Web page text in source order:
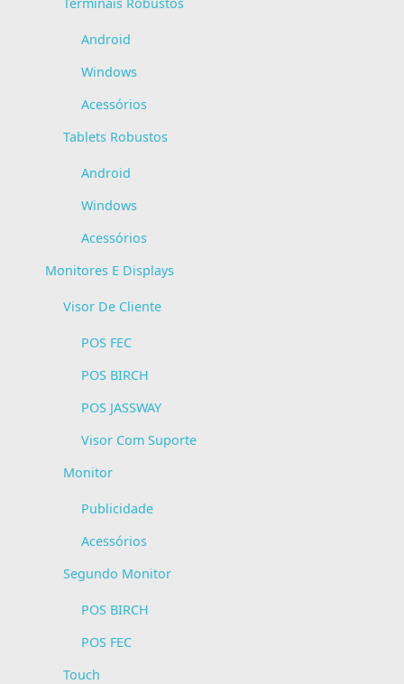
Android
Windows
Acessórios
Tablets Robustos
Android
Windows
Acessórios
Monitores E Displays
Visor De Cliente
POS FEC
POS BIRCH
POS JASSWAY
Visor Com Suporte
Monitor
Publicidade
Acessórios
Segundo Monitor
POS BIRCH
POS FEC
Touch